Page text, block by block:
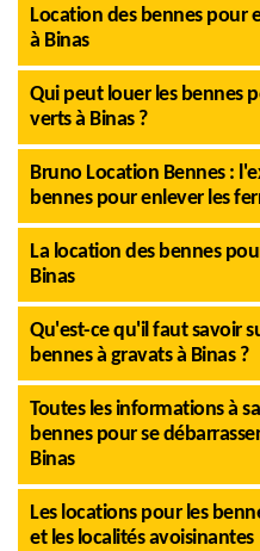
Location des bennes pour
à Binas
Qui peut louer les bennes
verts à Binas ?
Bruno Location Bennes :
bennes pour enlever les
La location des bennes
Binas
Qu'est-ce qu'il faut savoir
bennes à gravats à Binas ?
Toutes les informations à
bennes pour se
Binas
Les locations pour les
et les localités avoisinantes